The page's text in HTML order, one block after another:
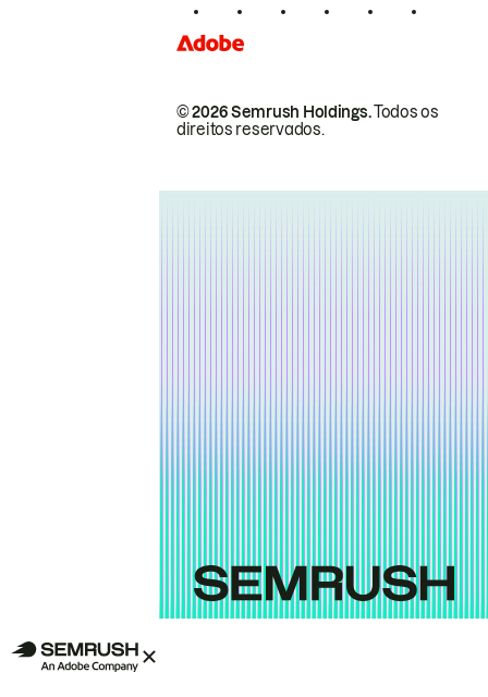
© 2026 Semrush Holdings.Todos os
direitos reservados.